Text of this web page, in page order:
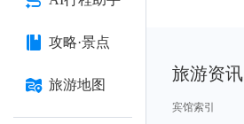
攻略·景点
旅游地图
旅游资讯
宾馆索引